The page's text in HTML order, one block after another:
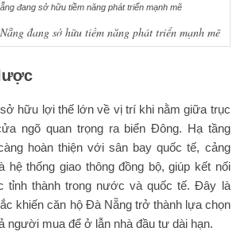
đang sở hữu tiềm năng phát triển mạnh mẽ
hữu lợi thế lớn về vị trí khi nằm giữa trục
ngõ quan trọng ra biển Đông. Hạ tầng
hoàn thiện với sân bay quốc tế, cảng
hệ thống giao thông đồng bộ, giúp kết nối
tỉnh thành trong nước và quốc tế. Đây là
khiến căn hộ Đà Nẵng trở thành lựa chọn
người mua để ở lẫn nhà đầu tư dài hạn.